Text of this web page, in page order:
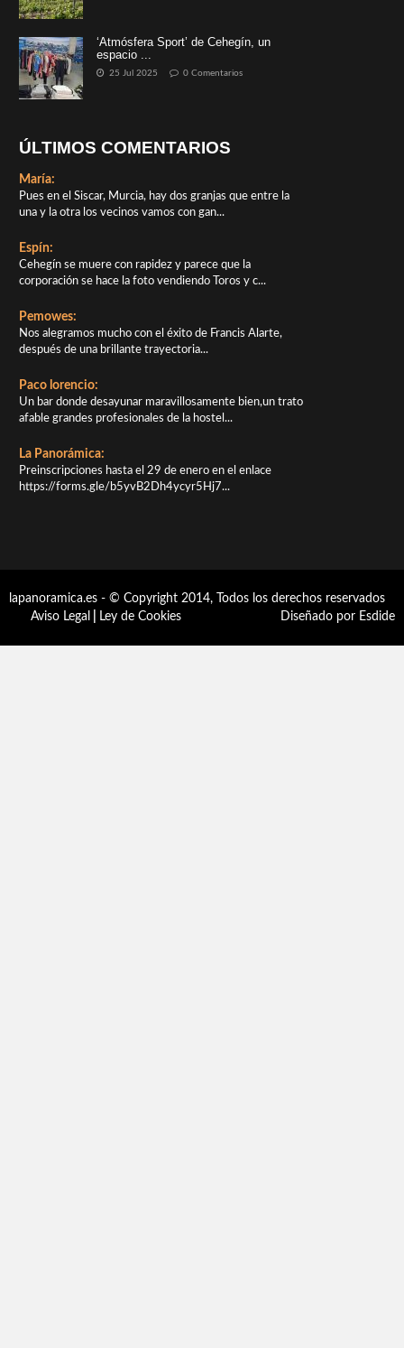
‘Atmósfera Sport’ de Cehegín, un
espacio ...
25 Jul 2025 0 Comentarios
ÚLTIMOS COMENTARIOS
María:
Pues en el Siscar, Murcia, hay dos granjas que entre la
una y la otra los vecinos vamos con gan...
Espín:
Cehegín se muere con rapidez y parece que la
corporación se hace la foto vendiendo Toros y c...
Pemowes:
Nos alegramos mucho con el éxito de Francis Alarte,
después de una brillante trayectoria...
Paco lorencio:
Un bar donde desayunar maravillosamente bien,un trato
afable grandes profesionales de la hostel...
La Panorámica:
Preinscripciones hasta el 29 de enero en el enlace
https://forms.gle/b5yvB2Dh4ycyr5Hj7...
lapanoramica.es - © Copyright 2014, Todos los derechos reservados
Aviso Legal
Ley de Cookies Diseñado por Esdide